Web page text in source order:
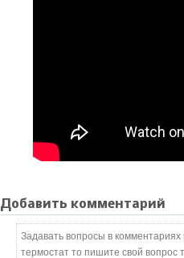
Добавить комментарий
Задавать вопросы в
термостат то пишите свой вопрос